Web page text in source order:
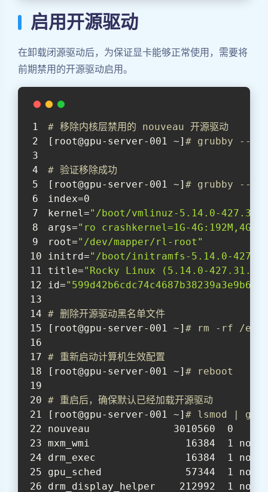
启用开源驱动
在卸载闭源驱动后，为保证显卡能够正常使用，需要将
前期禁用的开源驱动启用。
# 移除内核层禁用的 nouveau 开源驱动
[root@gpu-server-001 ~] # grubby --
# 验证移除成功
[root@gpu-server-001 ~] # grubby --info
index=0
kernel="/boot/vmlinuz-5.14.0-
args="ro crashkernel=1G-
root="/dev/mapper/rl-root"
initrd="/boot/initramfs-5.14.0-
title="Rocky Linux (5.14.0-
id=
# 删除开源驱动黑名单文件
[root@gpu-server-001 ~] # rm -rf /etc/
# 重新启动计算机生效配置
[root@gpu-server-001 ~] # reboot
# 重启后，确保默认已经加载开源驱动
[root@gpu-server-001 ~] # lsmod |
nouveau              3010560  0
mxm_wmi                16384  1
drm_exec               16384  1
gpu_sched              57344  1
drm_display_helper    212992  1